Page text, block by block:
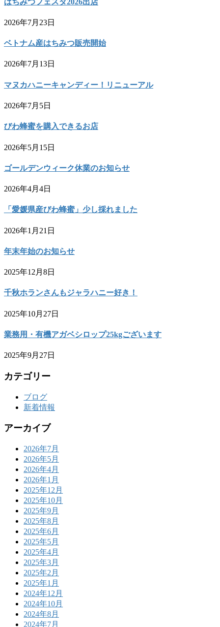
2026年7月23日
ベトナム産はちみつ販売開始
2026年7月13日
マヌカハニーキャンディー！リニューアル
2026年7月5日
びわ蜂蜜を購入できるお店
2026年5月15日
ゴールデンウィーク休業のお知らせ
2026年4月4日
「愛媛県産びわ蜂蜜」少し採れました
2026年1月21日
年末年始のお知らせ
2025年12月8日
千秋ホランさんもジャラハニー好き！
2025年10月27日
業務用・有機アガベシロップ25kgございます
2025年9月27日
カテゴリー
ブログ
新着情報
アーカイブ
2026年7月
2026年5月
2026年4月
2026年1月
2025年12月
2025年10月
2025年9月
2025年8月
2025年6月
2025年5月
2025年4月
2025年3月
2025年2月
2025年1月
2024年12月
2024年10月
2024年8月
2024年7月